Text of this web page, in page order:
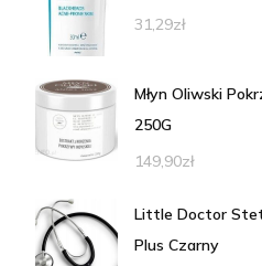
31,29zł
Młyn Oliwski
250G
149,90zł
Little Doctor
Plus Czarny